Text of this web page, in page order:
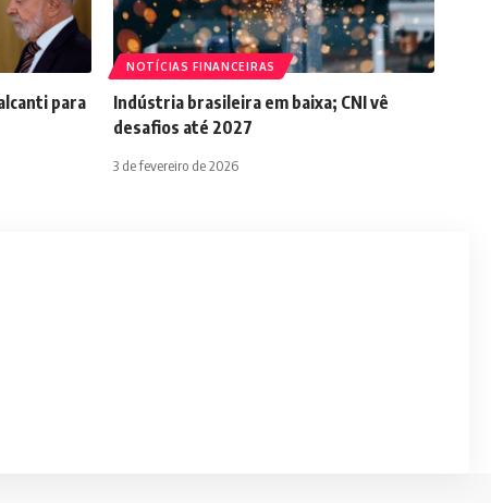
para
NOTÍCIAS FINANCEIRAS
Indústria brasileira em baixa; CNI vê
desafios até 2027
3 de fevereiro de 2026